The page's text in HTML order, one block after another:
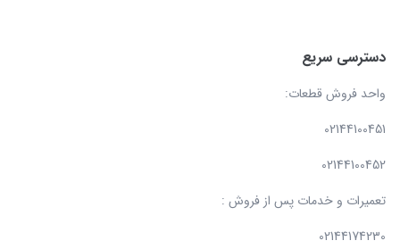
دسترسی سریع
واحد فروش قطعات:
02144100451
02144100452
تعمیرات و خدمات پس از فروش :
02144174230